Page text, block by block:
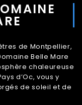
de Montpellier,
Belle Mare
chaleureuse
d’Oc, vous y
de soleil et de